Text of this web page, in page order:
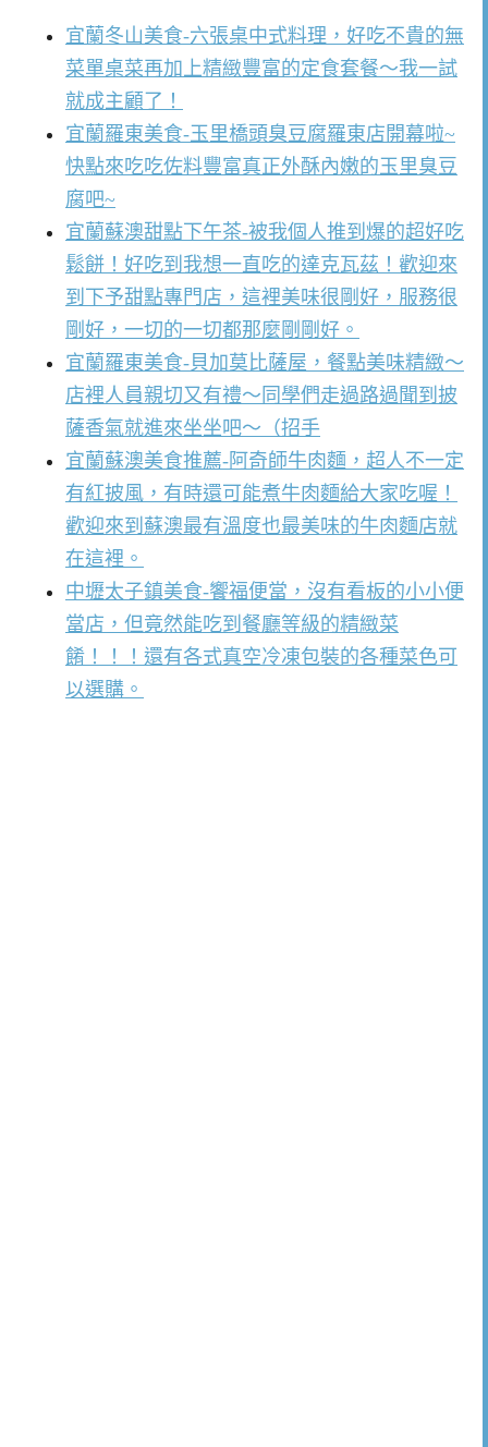
宜蘭冬山美食-六張桌中式料理，好吃不貴的無
菜單桌菜再加上精緻豐富的定食套餐～我一試
就成主顧了！
宜蘭羅東美食-玉里橋頭臭豆腐羅東店開幕啦~
快點來吃吃佐料豐富真正外酥內嫩的玉里臭豆
腐吧~
宜蘭蘇澳甜點下午茶-被我個人推到爆的超好吃
鬆餅！好吃到我想一直吃的達克瓦茲！歡迎來
到下予甜點專門店，這裡美味很剛好，服務很
剛好，一切的一切都那麼剛剛好。
宜蘭羅東美食-貝加莫比薩屋，餐點美味精緻～
店裡人員親切又有禮～同學們走過路過聞到披
薩香氣就進來坐坐吧～（招手
宜蘭蘇澳美食推薦-阿奇師牛肉麵，超人不一定
有紅披風，有時還可能煮牛肉麵給大家吃喔！
歡迎來到蘇澳最有溫度也最美味的牛肉麵店就
在這裡。
中壢太子鎮美食-饗福便當，沒有看板的小小便
當店，但竟然能吃到餐廳等級的精緻菜
餚！！！還有各式真空冷凍包裝的各種菜色可
以選購。